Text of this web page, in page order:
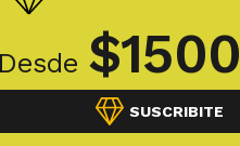
$1500
SUSCRIBITE